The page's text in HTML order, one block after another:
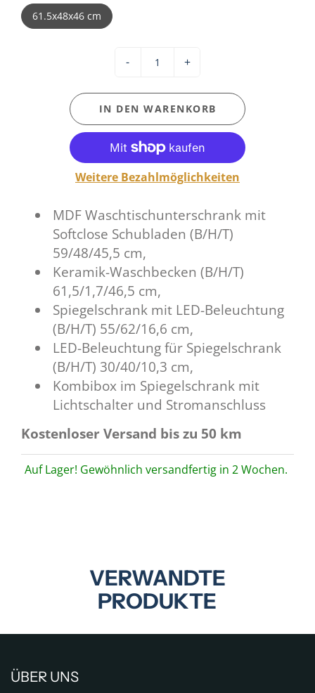
61.5x48x46 cm
- +
IN DEN WARENKORB
Weitere Bezahlmöglichkeiten
MDF Waschtischunterschrank mit
Softclose Schubladen (B/H/T)
59/48/45,5 cm,
Keramik-Waschbecken (B/H/T)
61,5/1,7/46,5 cm,
Spiegelschrank mit LED-Beleuchtung
(B/H/T) 55/62/16,6 cm,
LED-Beleuchtung für Spiegelschrank
(B/H/T) 30/40/10,3 cm,
Kombibox im Spiegelschrank mit
Lichtschalter und Stromanschluss
Kostenloser Versand bis zu 50 km
Auf Lager! Gewöhnlich versandfertig in 2 Wochen.
VERWANDTE
PRODUKTE
ÜBER UNS